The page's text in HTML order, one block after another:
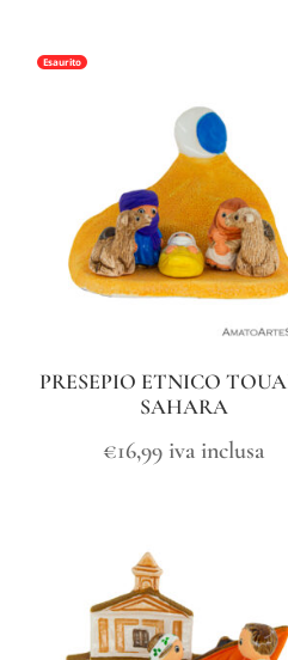
Esaurito
PRESEPIO ETNICO
SAHARA
€16,99 iva inclusa